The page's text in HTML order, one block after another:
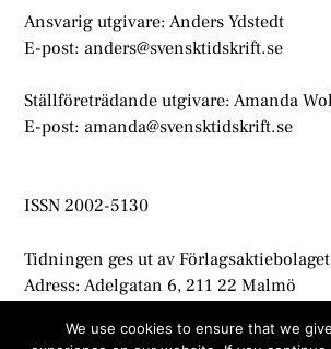
Ansvarig utgivare: Anders Ydstedt
E-post: anders@svensktidskrift.se
Ställföreträdande utgivare: Amanda
E-post: amanda@svensktidskrift.se
ISSN 2002-5130
Tidningen ges ut av
Adress: Adelgatan 6, 211 22 Malmö
We use cookies to ensure that we